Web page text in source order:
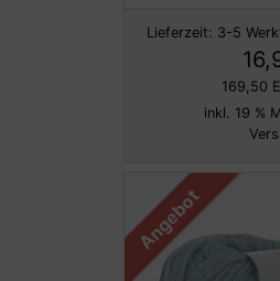
Lieferzeit: 3-5
169,50
inkl. 19 %
Angebot